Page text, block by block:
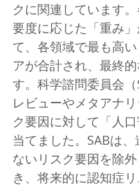
クに関連しています
要度に応じた「重み
て、各領域で最も高
アが合計され、最終
す。科学諮問委員会
レビューやメタアナ
ク要因に対して「人
当てました。SABは
ないリスク要因を除
き、将来的に認知症